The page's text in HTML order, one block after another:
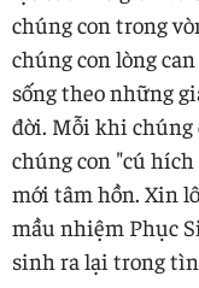
chúng con trong
chúng con lòng
sống theo những
đời. Mỗi khi chúng
chúng con "cú
mới tâm hồn. Xin
mầu nhiệm Phục
sinh ra lại trong